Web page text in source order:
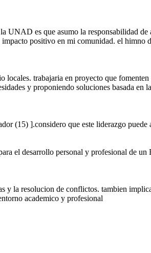
UNAD es que asumo la responsabilidad de
impacto positivo en mi comunidad. el himno
trabajaria en proyecto que fomenten
y proponiendo soluciones basada en
(15) ].considero que este liderazgo puede
el desarrollo personal y profesional de un
y la resolucion de conflictos. tambien
academico y profesional